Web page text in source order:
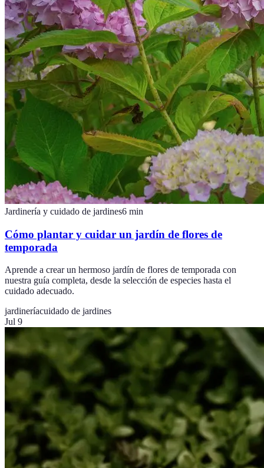
Jardinería y cuidado de jardines6 min
Cómo plantar y cuidar un jardín de flores de
temporada
Aprende a crear un hermoso jardín de flores de temporada con
nuestra guía completa, desde la selección de especies hasta el
cuidado adecuado.
jardineríacuidado de jardines
Jul 9